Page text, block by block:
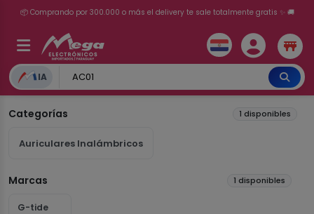
📦 Comprando por 300.000 o más el delivery te sale totalmente gratis ✨ 🚚
💳 ¡HASTA 24 CUOTAS SIN INTERÉS con tarjetas adheridas!
IA
Categorías 1 disponibles
Auriculares Inalámbricos
Marcas 1 disponibles
G-tide